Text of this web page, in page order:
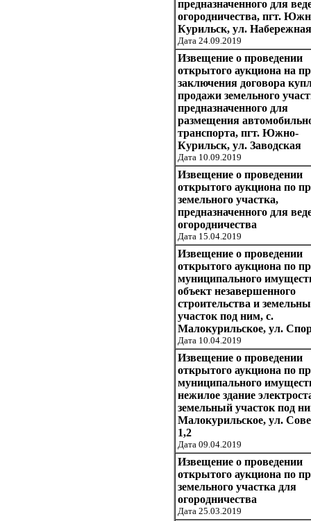
предназначенного для
огородничества, пгт.
Курильск, ул. Набережная
Дата 24.09.2019
Извещение о проведении
открытого аукциона на
заключения договора
продажи земельного
предназначенного для
размещения
транспорта, пгт. Южно-
Курильск, ул. Заводская
Дата 10.09.2019
Извещение о проведении
открытого аукциона по
земельного участка,
предназначенного для
огородничества
Дата 15.04.2019
Извещение о проведении
открытого аукциона по
муниципального
объект незавершенного
строительства и
участок под ним, с.
Малокурильское, ул.
Дата 10.04.2019
Извещение о проведении
открытого аукциона по
муниципального
нежилое здание
земельный участок под
Малокурильское, ул.
1,2
Дата 09.04.2019
Извещение о проведении
открытого аукциона по
земельного участка для
огородничества
Дата 25.03.2019